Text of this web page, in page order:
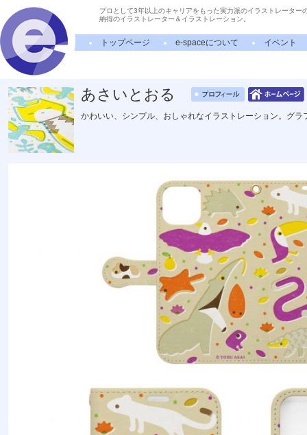
プロとして3年以上のキャリアをもった実力派のイラストレーター
納得のイラストレーター＆イラストレーション。
トップページ e-spaceについて イベント
あさいとおる
かわいい、シンプル、おしゃれなイラストレーション。グ